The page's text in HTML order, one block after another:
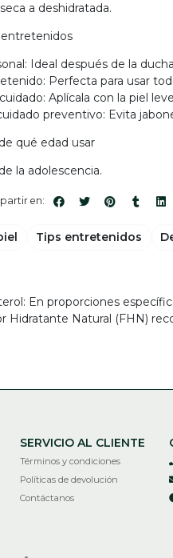
a deshidratada.
entretenidos
Ideal después de la
Perfecta para usar
Aplícala con la piel
preventivo: Evita
qué edad usar
la adolescencia.
en:
En proporciones
Hidratante Natural (FHN)
Tips entretenidos
SERVICIO AL CLIENTE
Términos y condiciones
Políticas de devolución
Contáctanos